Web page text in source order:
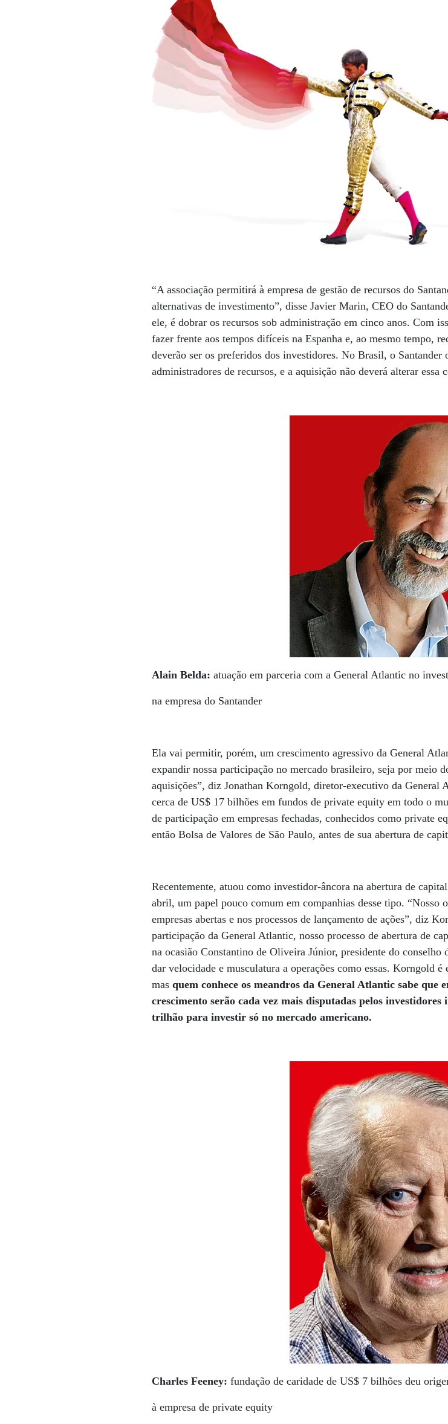
“A associação permitirá à empresa de gestão de recursos do
alternativas de investimento”, disse Javier Marin, CEO do
ele, é dobrar os recursos sob administração em cinco anos. Com
fazer frente aos tempos difíceis na Espanha e, ao mesmo tempo,
deverão ser os preferidos dos investidores. No Brasil, o Santander
administradores de recursos, e a aquisição não deverá alterar
Alain Belda: atuação em parceria com a General Atlantic no
na empresa do Santander
Ela vai permitir, porém, um crescimento agressivo da General
expandir nossa participação no mercado brasileiro, seja por meio
aquisições”, diz Jonathan Korngold, diretor-executivo da General
cerca de US$ 17 bilhões em fundos de private equity em todo o
de participação em empresas fechadas, conhecidos como private
então Bolsa de Valores de São Paulo, antes de sua abertura de
Recentemente, atuou como investidor-âncora na abertura de
abril, um papel pouco comum em companhias desse tipo. “Nosso
empresas abertas e nos processos de lançamento de ações”, diz
participação da General Atlantic, nosso processo de abertura de
na ocasião Constantino de Oliveira Júnior, presidente do conselho
dar velocidade e musculatura a operações como essas. Korngold
masquem conhece os meandros da General Atlantic sabe que
crescimento serão cada vez mais disputadas pelos investidores
trilhão para investir só no mercado americano.
Charles Feeney:fundação de caridade de US$ 7 bilhões deu
à empresa de private equity